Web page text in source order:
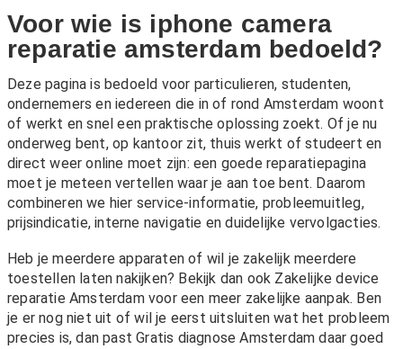
Voor wie is iphone camera
reparatie amsterdam bedoeld?
Deze pagina is bedoeld voor particulieren, studenten,
ondernemers en iedereen die in of rond Amsterdam woont
of werkt en snel een praktische oplossing zoekt. Of je nu
onderweg bent, op kantoor zit, thuis werkt of studeert en
direct weer online moet zijn: een goede reparatiepagina
moet je meteen vertellen waar je aan toe bent. Daarom
combineren we hier service-informatie, probleemuitleg,
prijsindicatie, interne navigatie en duidelijke vervolgacties.
Heb je meerdere apparaten of wil je zakelijk meerdere
toestellen laten nakijken? Bekijk dan ook Zakelijke device
reparatie Amsterdamvoor een meer zakelijke aanpak. Ben
je er nog niet uit of wil je eerst uitsluiten wat het probleem
precies is, dan pastGratis diagnose Amsterdam daar goed